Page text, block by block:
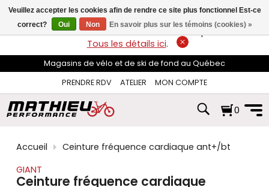
flèches
haut
et
pour
sélectionner
disponible.
Appuyez
pour
au
résultat
LIVRAISON GRATUITEsur les commandes de plus de 74$*.
Tous les détails ici.
Magasins de vélo et de ski de fond au Québec
PRENDRE RDV
ATELIER MON COMPTE
0
Accueil
Ceinture fréquence cardiaque ant+/bt
GIANT
Ceinture fréquence cardiaque
Veuillez accepter les cookies afin de rendre ce site plus fonctionnel Est-ce
correct?
Oui Non En savoir plus sur les témoins (cookies) »